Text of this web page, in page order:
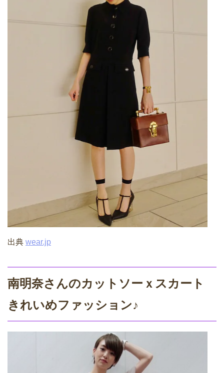
出典 wear.jp
南明奈さんのカットソーｘスカート
きれいめファッション♪